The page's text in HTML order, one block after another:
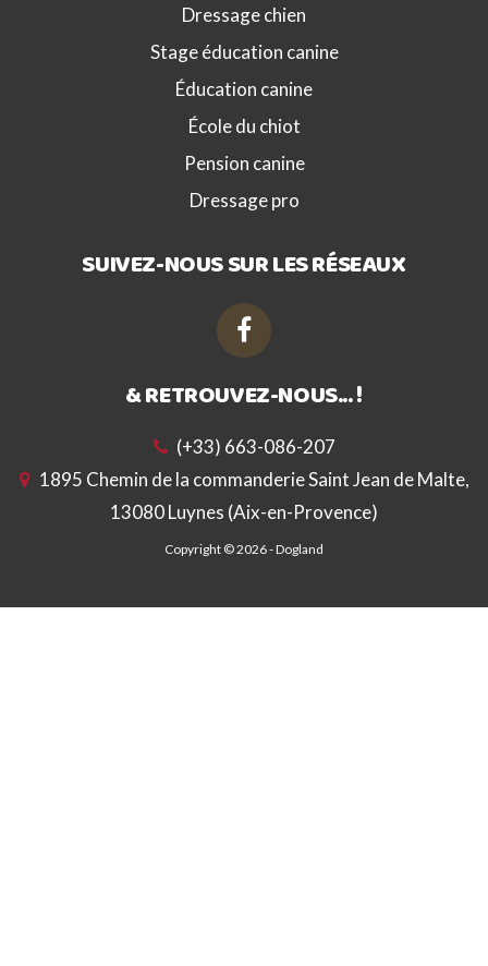
Dressage chien
Stage éducation canine
Éducation canine
École du chiot
Pension canine
Dressage pro
SUIVEZ-NOUS SUR LES RÉSEAUX
& RETROUVEZ-NOUS... !
(+33) 663-086-207
1895 Chemin de la commanderie Saint Jean de Malte,
13080 Luynes (Aix-en-Provence)
Copyright © 2026 -Dogland